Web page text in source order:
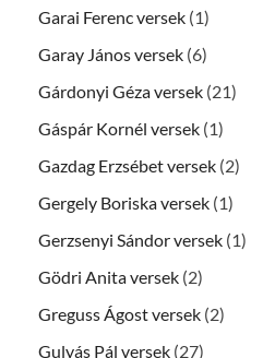
Garai Ferenc versek (1)
Garay János versek (6)
Gárdonyi Géza versek (21)
Gáspár Kornél versek (1)
Gazdag Erzsébet versek (2)
Gergely Boriska versek (1)
Gerzsenyi Sándor versek (1)
Gödri Anita versek (2)
Greguss Ágost versek (2)
Gulyás Pál versek (27)